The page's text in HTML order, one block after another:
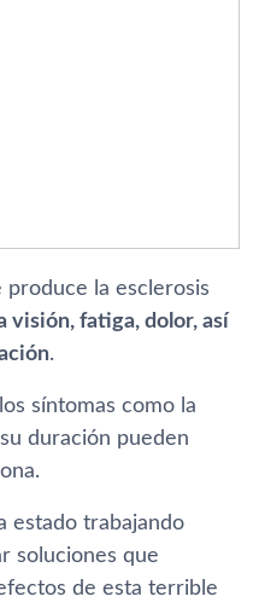
la esclerosis
visión, fatiga, dolor, así
.
síntomas como la
duración pueden
estado trabajando
soluciones que
de esta terrible